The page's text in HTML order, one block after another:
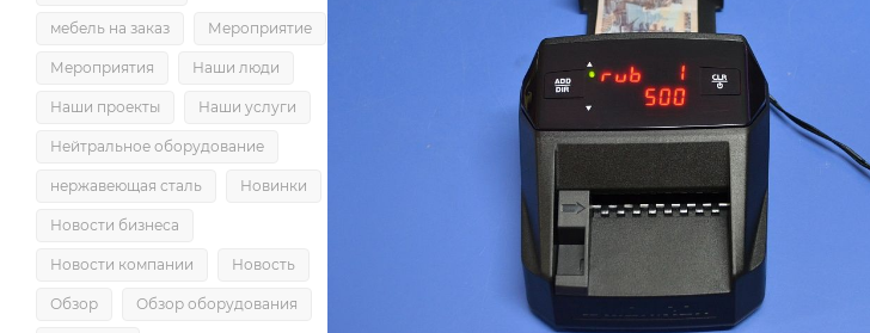
мебель на заказ Мероприятие
Мероприятия Наши люди
Наши проекты Наши услуги
Нейтральное оборудование
нержавеющая сталь Новинки
Новости бизнеса
Новости компании Новость
Обзор Обзор оборудования